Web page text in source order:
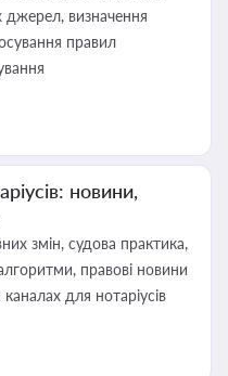
джерел, визначення
правил
новини,
змін, судова практика,
правові новини
для нотаріусів